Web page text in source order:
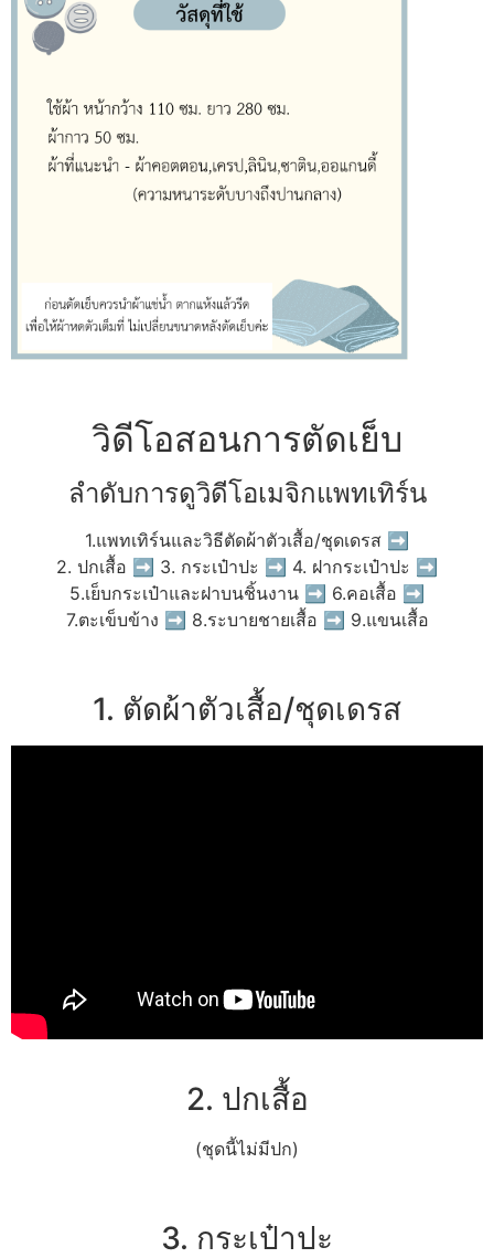
วิดีโอสอนการตัดเย็บ
ลำดับการดูวิดีโอเมจิกแพทเทิร์น
1.แพทเทิร์นและวิธีตัดผ้าตัวเสื้อ/ชุดเดรส ➡
2. ปกเสื้อ ➡ 3. กระเป๋าปะ ➡ 4. ฝากระเป๋าปะ ➡
5.เย็บกระเป๋าและฝาบนชิ้นงาน ➡ 6.คอเสื้อ ➡
7.ตะเข็บข้าง ➡ 8.ระบายชายเสื้อ ➡ 9.แขนเสื้อ
1. ตัดผ้าตัวเสื้อ/ชุดเดรส
2. ปกเสื้อ
(ชุดนี้ไม่มีปก)
3. กระเป๋าปะ